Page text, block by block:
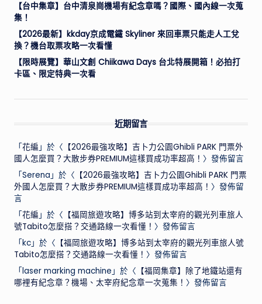
【台中集章】台中清泉崗機場有紀念章嗎？國際、國內線一次蒐
集！
【2026最新】kkday京成電鐵 Skyliner 來回車票只能走人工兌
換？機台取票攻略一次看懂
【限時展覽】華山文創 Chiikawa Days 台北特展開箱！必拍打
卡區、限定特典一次看
近期留言
「 花編 」於〈 【2026最強攻略】吉卜力公園Ghibli PARK 門票外
國人怎麼買？大散步券PREMIUM這樣買成功率超高！ 〉發佈留言
「 Serena 」於〈 【2026最強攻略】吉卜力公園Ghibli PARK 門票
外國人怎麼買？大散步券PREMIUM這樣買成功率超高！ 〉發佈留
言
「 花編 」於〈 【福岡旅遊攻略】博多站到太宰府的觀光列車旅人
號Tabito怎麼搭？交通路線一次看懂！ 〉發佈留言
「 kc」於〈 【福岡旅遊攻略】博多站到太宰府的觀光列車旅人號
Tabito怎麼搭？交通路線一次看懂！ 〉發佈留言
「 laser marking machine 」於〈 【福岡集章】除了地鐵站還有
哪裡有紀念章？機場、太宰府紀念章一次蒐集！ 〉發佈留言